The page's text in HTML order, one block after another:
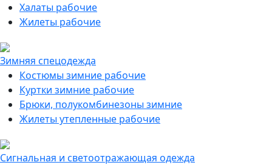
Халаты рабочие
Жилеты рабочие
Зимняя спецодежда
Костюмы зимние рабочие
Куртки зимние рабочие
Брюки, полукомбинезоны зимние
Жилеты утепленные рабочие
Сигнальная и светоотражающая одежда